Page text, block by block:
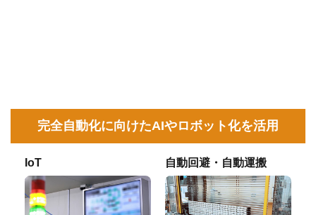
完全自動化に向けたAIやロボット化を活用
IoT 自動回避・自動運搬